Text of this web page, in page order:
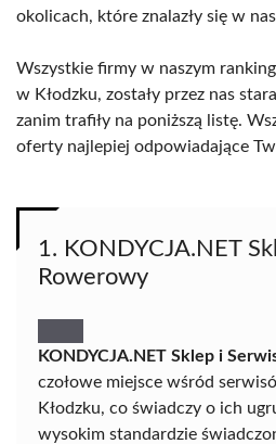
okolicach, które znalazły się w
Wszystkie firmy w naszym
w Kłodzku, zostały przez nas
zanim trafiły na poniższą listę.
oferty najlepiej odpowiadające
1. KONDYCJA.NET
Rowerowy
KONDYCJA.NET Sklep i
czołowe miejsce wśród
Kłodzku, co świadczy o ich
wysokim standardzie